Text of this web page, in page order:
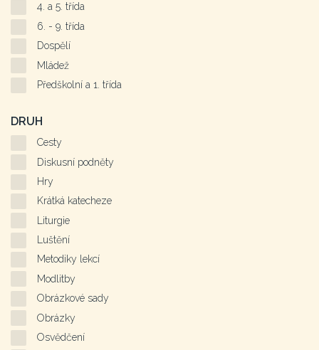
4. a 5. třída
6. - 9. třída
Dospělí
Mládež
Předškolní a 1. třída
DRUH
Cesty
Diskusní podněty
Hry
Krátká katecheze
Liturgie
Luštění
Metodiky lekcí
Modlitby
Obrázkové sady
Obrázky
Osvědčení